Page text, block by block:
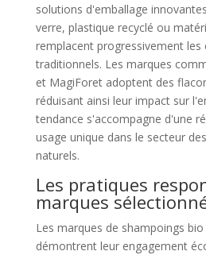
solutions d'emballage
verre, plastique recyclé ou
remplacent progressivement les
traditionnels. Les marques
et MagiForet adoptent des
réduisant ainsi leur impact sur
tendance s'accompagne d'une
usage unique dans le secteur
naturels.
Les pratiques
marques
Les marques de shampoings
démontrent leur engagement